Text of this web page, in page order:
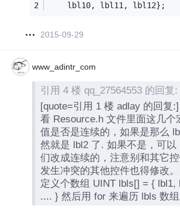
    lbl10, lbl11, lbl12};
2015-09-29
www_adintr_com
引用 4 楼 qq_27564553 的回复:
[quote=引用 1 楼 adlay 的回复
看 Resource.h 文件里面这几个
值是否是连续的，如果是那么
然就是 lbl2 了. 如果不是，可以： 1. 把他
们改成连续的，注意别和其它控
发生冲突的其他控件也得修改
定义个数组 UINT lbls[] = { lbl1, lbl2, lbl3
.... } 然后用 for 来遍历 lbls 数